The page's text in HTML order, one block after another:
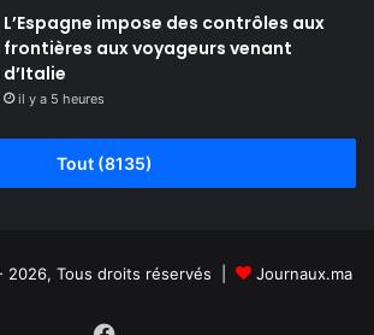
L’Espagne impose des contrôles aux
frontières aux voyageurs venant
d’Italie
il y a 5 heures
Tout (8135)
2026, Tous droits réservés | Journaux.ma